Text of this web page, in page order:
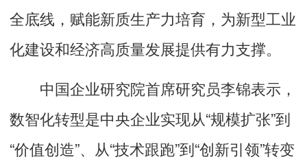
全底线，赋能新质生产力培育，为新型工业
化建设和经济高质量发展提供有力支撑。
中国企业研究院首席研究员李锦表示，
数智化转型是中央企业实现从“规模扩张”到
“价值创造”、从“技术跟跑”到“创新引领”转变